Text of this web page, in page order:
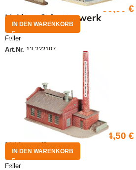
N Altes Schotterwerk
Faller
Art.Nr. 13-222197
33,50€
IN DEN WARENKORB
N Kesselhaus
Faller
34,50€
IN DEN WARENKORB